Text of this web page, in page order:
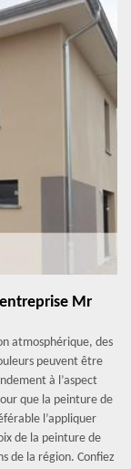
Mr
atmosphérique, des
peuvent être
à l’aspect
que la peinture de
l’appliquer
de la peinture de
de la région. Confiez